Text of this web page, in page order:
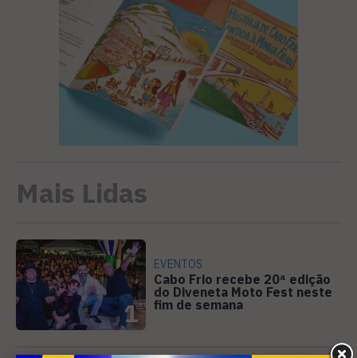
Mais Lidas
1
EVENTOS
Cabo Frio recebe 20ª edição
do Diveneta Moto Fest neste
fim de semana